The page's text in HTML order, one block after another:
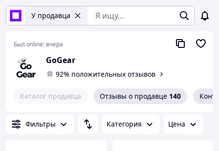
У продавца
Был online: вчера
GoGear
92% положительных отзывов
Каталог продавца Отзывы о продавце 140
Фильтры Категория Цена